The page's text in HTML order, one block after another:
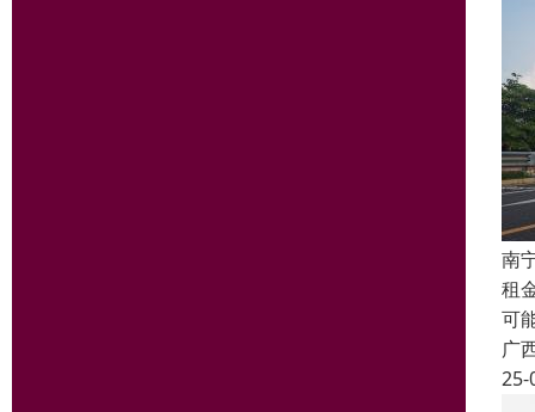
南
租
可
广
25-